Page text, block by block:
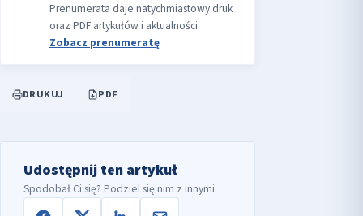
Prenumerata daje natychmiastowy druk
oraz PDF artykułów i aktualności.
Zobacz prenumeratę
DRUKUJ PDF
Udostępnij ten artykuł
Spodobał Ci się? Podziel się nim z innymi.